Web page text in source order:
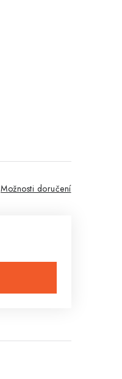
Možnosti doručení